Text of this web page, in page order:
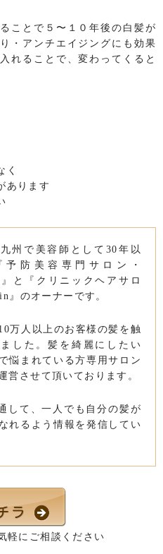
ことで５〜１０年後の白髪が
・アンチエイジングにも効果
れることで、変わってくると
く
あります
州で美容師として30年以
予防美容専門サロン・
』と『クリニックヘアサロ
』のオーナーです。
万人以上のお客様の髪を触
した。髪を綺麗にしたい
悩まれている方専用サロン
営させて頂いております。
して、一人でも自分の髪が
れるよう情報を発信してい
軽にご相談ください